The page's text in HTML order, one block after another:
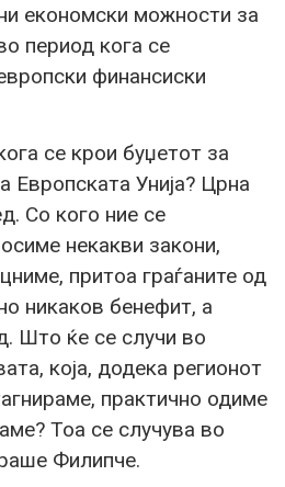
економски можности за
период кога се
финансиски
се крои буџетот за
Европската Унија? Црна
Со кого ние се
некакви закони,
притоа граѓаните од
никаков бенефит, а
Што ќе се случи во
која, додека регионот
практично одиме
Тоа се случува во
Филипче.